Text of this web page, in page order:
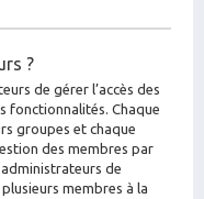
?
de gérer l’accès des
fonctionnalités. Chaque
groupes et chaque
des membres par
de
membres à la